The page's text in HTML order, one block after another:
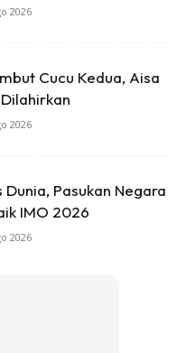
2026
Cucu Kedua, Aisa
2026
Pasukan Negara
IMO 2026
2026